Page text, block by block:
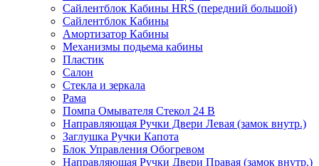
Сайлентблок Кабины HRS (передний большой)
Сайлентблок Кабины
Амортизатор Кабины
Механизмы подьема кабины
Пластик
Салон
Стекла и зеркала
Рама
Помпа Омывателя Стекол 24 В
Направляющая Ручки Двери Левая (замок внутр.)
Заглушка Ручки Капота
Блок Управления Обогревом
Направляющая Ручки Двери Правая (замок внутр.)